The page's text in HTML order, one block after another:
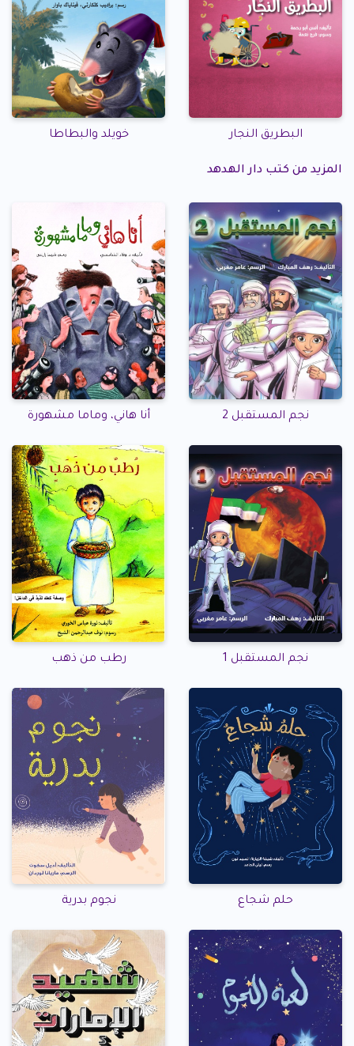
البطريق النجار خويلد والبطاطا
المزيد من كتب دار الهدهد
نجم المستقبل 2 أنا هاني، وماما مشهورة
نجم المستقبل 1 رطب من ذهب
حلم شجاع نجوم بدرية